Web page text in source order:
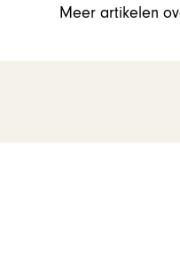
Meer artikelen